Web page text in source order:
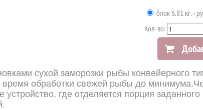
блок 6.81 кг. -
Кол-во:
сухой заморозки рыбы конвейерного
время обработки свежей рыбы до минимума.
где отделяется порция